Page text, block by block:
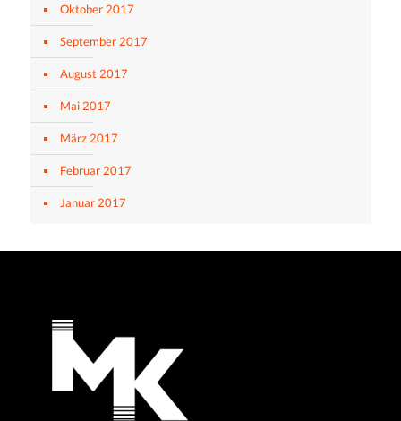
Oktober 2017
September 2017
August 2017
Mai 2017
März 2017
Februar 2017
Januar 2017